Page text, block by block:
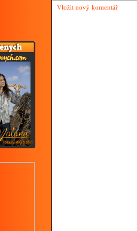
Vložit nový komentář